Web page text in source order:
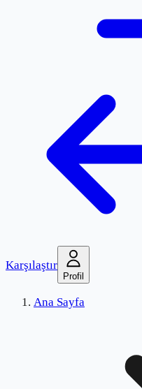
Karşılaştır
Profil
Ana Sayfa